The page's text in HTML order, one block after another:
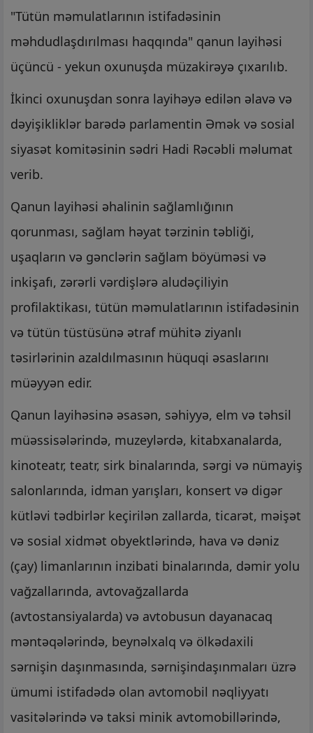
"Tütün məmulatlarının istifadəsinin
məhdudlaşdırılması haqqında" qanun layihəsi
üçüncü - yekun oxunuşda müzakirəyə çıxarılıb.
İkinci oxunuşdan sonra layihəyə edilən əlavə və
dəyişikliklər barədə parlamentin Əmək və sosial
siyasət komitəsinin sədri Hadi Rəcəbli məlumat
verib.
Qanun layihəsi əhalinin sağlamlığının
qorunması, sağlam həyat tərzinin təbliği,
uşaqların və gənclərin sağlam böyüməsi və
inkişafı, zərərli vərdişlərə aludəçiliyin
profilaktikası, tütün məmulatlarının istifadəsinin
və tütün tüstüsünə ətraf mühitə ziyanlı
təsirlərinin azaldılmasının hüquqi əsaslarını
müəyyən edir.
Qanun layihəsinə əsasən, səhiyyə, elm və təhsil
müəssisələrində, muzeylərdə, kitabxanalarda,
kinoteatr, teatr, sirk binalarında, sərgi və nümayiş
salonlarında, idman yarışları, konsert və digər
kütləvi tədbirlər keçirilən zallarda, ticarət, məişət
və sosial xidmət obyektlərində, hava və dəniz
(çay) limanlarının inzibati binalarında, dəmir yolu
vağzallarında, avtovağzallarda
(avtostansiyalarda) və avtobusun dayanacaq
məntəqələrində, beynəlxalq və ölkədaxili
sərnişin daşınmasında, sərnişindaşınmaları üzrə
ümumi istifadədə olan avtomobil nəqliyyatı
vasitələrində və taksi minik avtomobillərində,